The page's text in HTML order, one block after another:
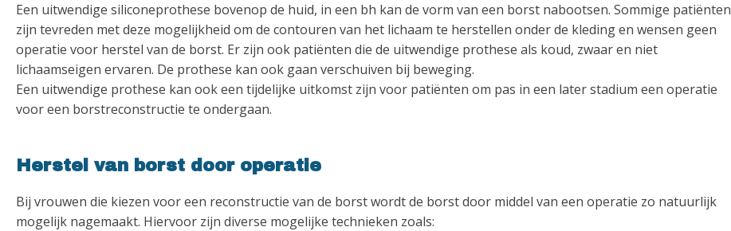
Een uitwendige siliconeprothese bovenop de huid, in een bh kan de vorm van een borst nabootsen. Sommige patiënten
zijn tevreden met deze mogelijkheid om de contouren van het lichaam te herstellen onder de kleding en wensen geen
operatie voor herstel van de borst. Er zijn ook patiënten die de uitwendige prothese als koud, zwaar en niet
lichaamseigen ervaren. De prothese kan ook gaan verschuiven bij beweging.
Een uitwendige prothese kan ook een tijdelijke uitkomst zijn voor patiënten om pas in een later stadium een operatie
voor een borstreconstructie te ondergaan.
Herstel van borst door operatie
Bij vrouwen die kiezen voor een reconstructie van de borst wordt de borst door middel van een operatie zo natuurlijk
mogelijk nagemaakt. Hiervoor zijn diverse mogelijke technieken zoals: